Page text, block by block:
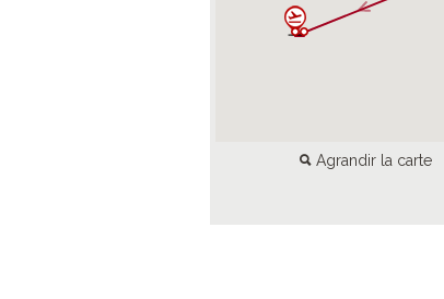
Agrandir la carte